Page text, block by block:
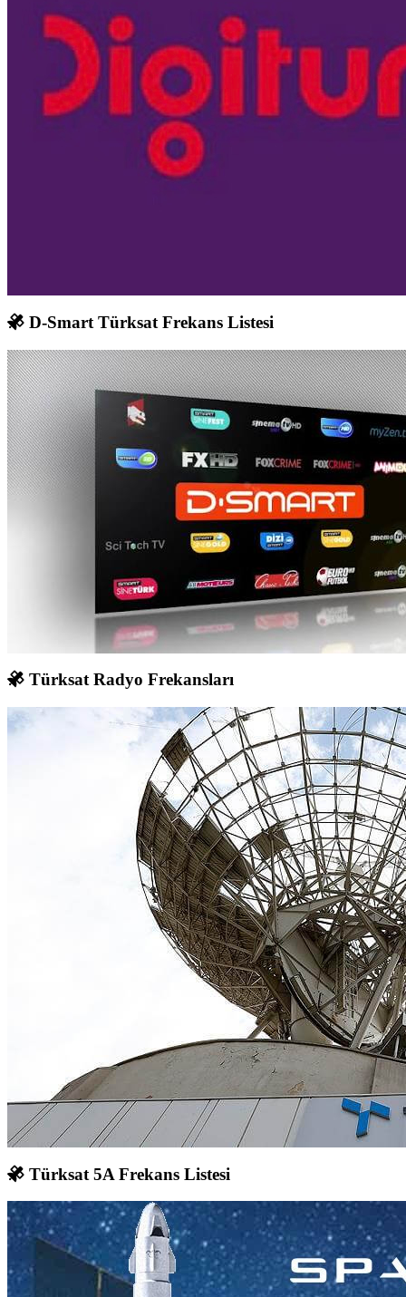
D-Smart Türksat Frekans Listesi
Türksat Radyo Frekansları
Türksat 5A Frekans Listesi